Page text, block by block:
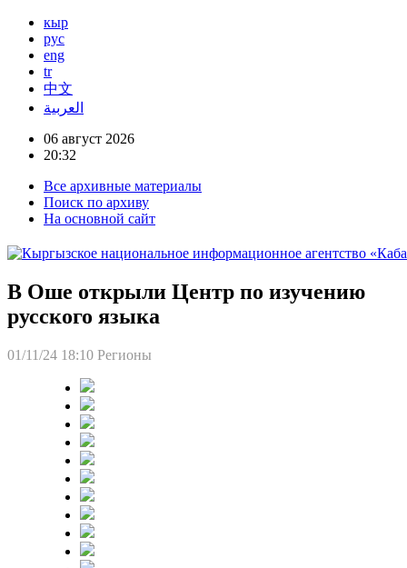
кыр
рус
eng
tr
中文
العربية
06 август 2026
20:32
Все архивные материалы
Поиск по архиву
На основной сайт
В Оше открыли Центр по изучению
русского языка
01/11/24 18:10 Регионы